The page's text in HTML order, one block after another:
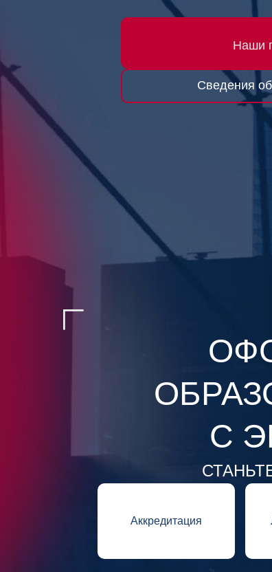
Наши
Сведения
С
Аккредитация